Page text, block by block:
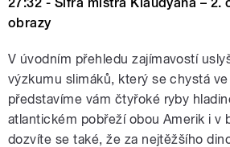
obrazy
V úvodním přehledu zajímavostí
výzkumu slimáků, který se chystá ve
představíme vám čtyřoké ryby
atlantickém pobřeží obou Amerik i v
dozvíte se také, že za nejtěžšího